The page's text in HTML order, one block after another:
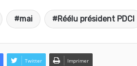
l
e
r
t
mai Réélu président PDCI
Twitter Imprimer